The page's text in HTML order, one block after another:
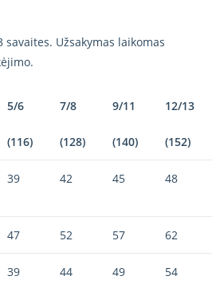
Užsakymas laikomas
5/6
(116)
7/8
(128)
9/11
(140)
12/13
(152)
39 42 45 48
47 52 57 62
39 44 49 54